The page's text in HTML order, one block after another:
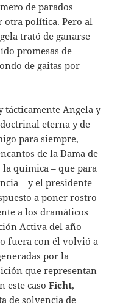
de parados
otra política. Pero al
trató de ganarse
promesas de
de gaitas por
tácticamente Angela y
eterna y de
para siempre,
de la Dama de
química – que para
– y el presidente
a poner rostro
a los dramáticos
Activa del año
fuera con él volvió a
por la
que representan
este casoFicht,
de solvencia de